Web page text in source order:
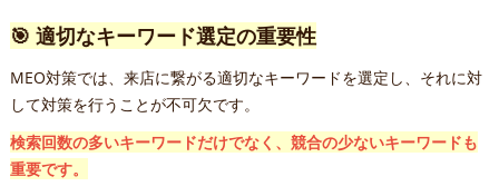
🎯 適切なキーワード選定の重要性
MEO対策では、来店に繋がる適切なキーワードを選定し、それに対
して対策を行うことが不可欠です。
検索回数の多いキーワードだけでなく、競合の少ないキーワードも
重要です。